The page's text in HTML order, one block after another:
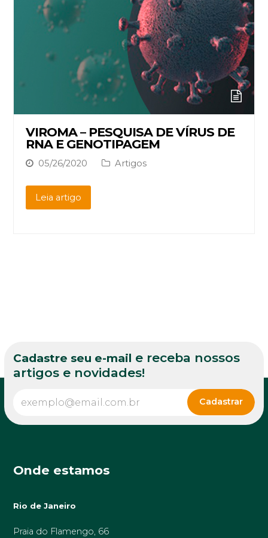
VIROMA – PESQUISA DE VÍRUS DE
RNA E GENOTIPAGEM
05/26/2020 Artigos
Leia artigo
Cadastre seu e-mail e receba nossos
artigos e novidades!
Onde estamos
Rio de Janeiro
Praia do Flamengo, 66